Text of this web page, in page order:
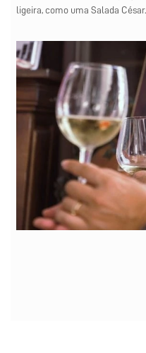
ligeira, como uma Salada César.